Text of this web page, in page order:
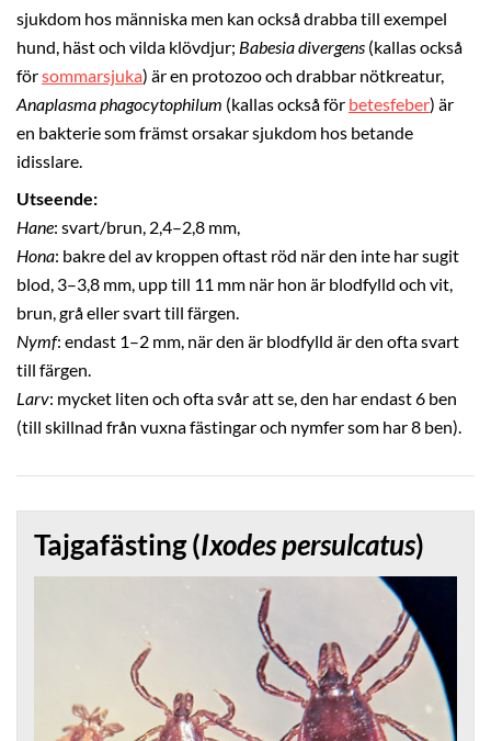
sjukdom hos människa men kan också drabba till exempel
hund, häst och vilda klövdjur; Babesia divergens (kallas också
försommarsjuka) är en protozoo och drabbar nötkreatur,
Anaplasma phagocytophilum (kallas också för betesfeber) är
en bakterie som främst orsakar sjukdom hos betande
idisslare.
Utseende:
Hane: svart/brun, 2,4–2,8 mm,
Hona: bakre del av kroppen oftast röd när den inte har sugit
blod, 3–3,8 mm, upp till 11 mm när hon är blodfylld och vit,
brun, grå eller svart till färgen.
Nymf: endast 1–2 mm, när den är blodfylld är den ofta svart
till färgen.
Larv: mycket liten och ofta svår att se, den har endast 6 ben
(till skillnad från vuxna fästingar och nymfer som har 8 ben).
Tajgafästing (Ixodes persulcatus)